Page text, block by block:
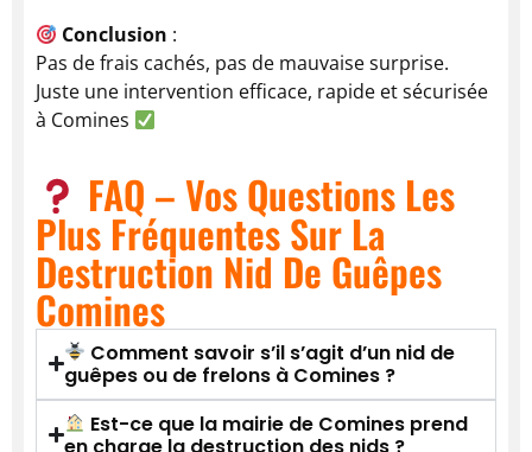
Conclusion :
Pas de frais cachés, pas de mauvaise surprise.
Juste une intervention efficace, rapide et sécurisée
à Comines
FAQ – Vos Questions Les
Plus Fréquentes Sur La
Destruction Nid De Guêpes
Comines
Comment savoir s’il s’agit d’un nid de
guêpes ou de frelons à Comines ?
Est-ce que la mairie de Comines prend
en charge la destruction des nids ?